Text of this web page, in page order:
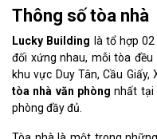
Thông số tòa nhà
Lucky Building là tổ hợp
đối xứng nhau, mỗi tòa
khu vực Duy Tân, Cầu
tòa nhà văn phòng nhất tại
phòng đầy đủ.